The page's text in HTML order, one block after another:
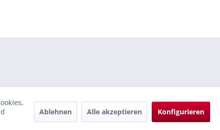
Ablehnen Alle akzeptieren Konfigurieren